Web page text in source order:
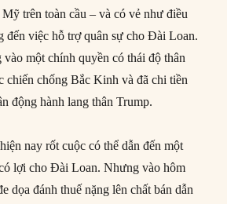
trên toàn cầu – và có vẻ như điều
đến việc hỗ trợ quân sự cho Đài Loan.
một chính quyền có thái độ thân
chiến chống Bắc Kinh và đã chi tiền
động hành lang thân Trump.
nay rốt cuộc có thể dẫn đến một
lợi cho Đài Loan. Nhưng vào hôm
dọa đánh thuế nặng lên chất bán dẫn